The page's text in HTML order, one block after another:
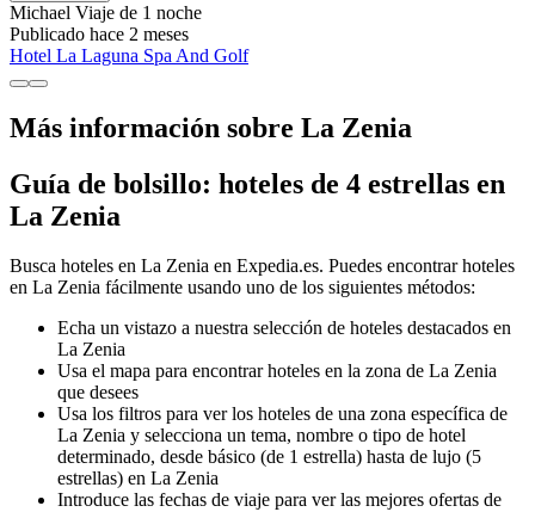
Michael Viaje de 1 noche
Publicado hace 2 meses
Hotel La Laguna Spa And Golf
Más información sobre La Zenia
Guía de bolsillo: hoteles de 4 estrellas en
La Zenia
Busca hoteles en La Zenia en Expedia.es. Puedes encontrar hoteles
en La Zenia fácilmente usando uno de los siguientes métodos:
Echa un vistazo a nuestra selección de hoteles destacados en
La Zenia
Usa el mapa para encontrar hoteles en la zona de La Zenia
que desees
Usa los filtros para ver los hoteles de una zona específica de
La Zenia y selecciona un tema, nombre o tipo de hotel
determinado, desde básico (de 1 estrella) hasta de lujo (5
estrellas) en La Zenia
Introduce las fechas de viaje para ver las mejores ofertas de